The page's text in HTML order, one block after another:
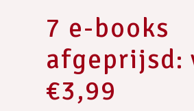
7 e-books
afgeprijsd:
€3,99